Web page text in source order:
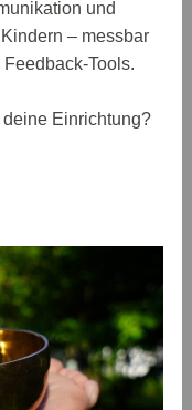
und
– messbar
Tools.
deine Einrichtung?